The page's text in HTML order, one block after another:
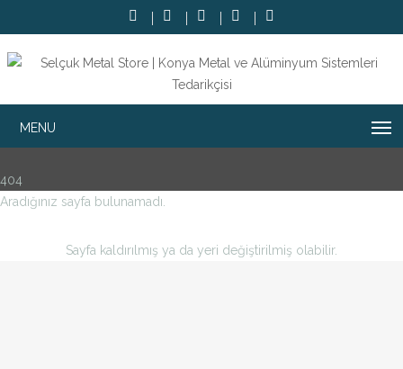
404
Aradığınız sayfa bulunamadı.
Sayfa kaldırılmış ya da yeri değiştirilmiş olabilir.